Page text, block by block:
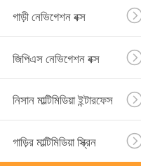
গাড়ী নেভিগেশন বক্স
জিপিএস নেভিগেশন বক্স
নিসান মাল্টিমিডিয়া ইন্টারফেস
গাড়ির মাল্টিমিডিয়া স্ক্রিন